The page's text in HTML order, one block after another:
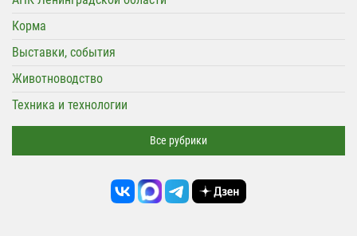
Корма
Выставки, события
Животноводство
Техника и технологии
Все рубрики